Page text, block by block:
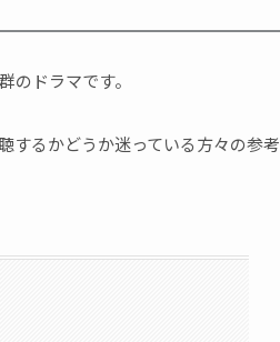
のドラマです。
するかどうか迷っている方々の参考